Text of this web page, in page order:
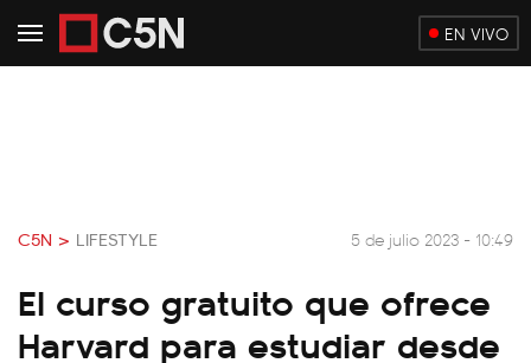
EN VIVO
C5N > LIFESTYLE 5 de julio 2023 - 10:49
El curso gratuito que ofrece
Harvard para estudiar desde